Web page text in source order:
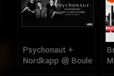
Psychonaut +
Nordkapp @ Boule